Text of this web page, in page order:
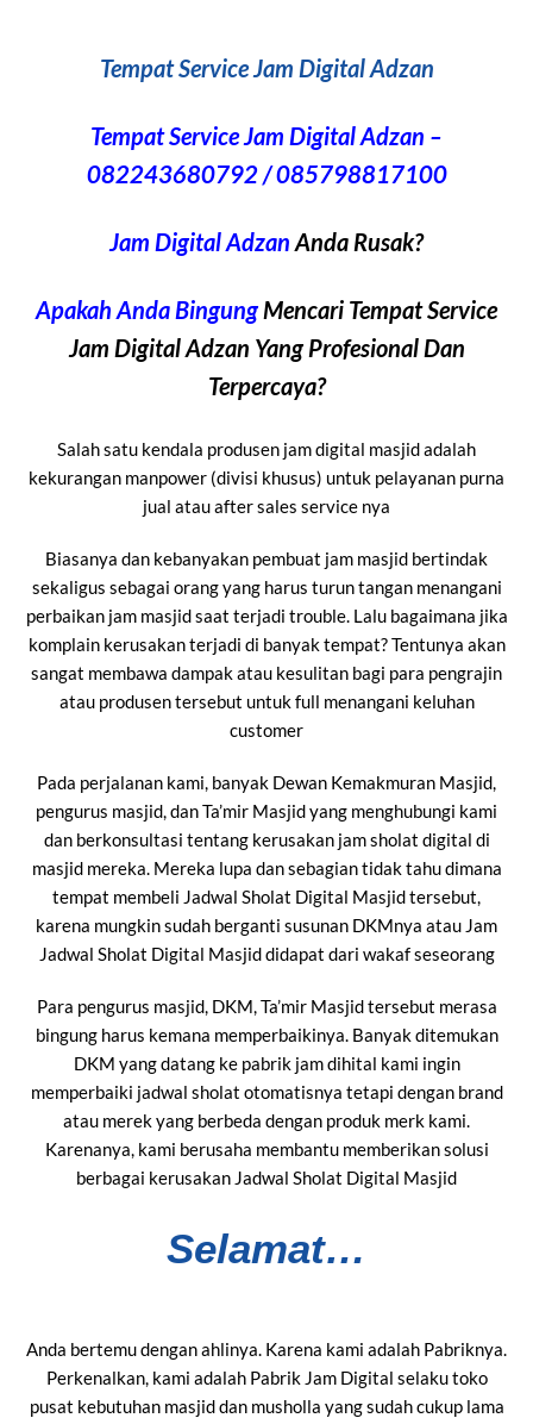
Tempat Service Jam Digital Adzan
Tempat Service Jam Digital Adzan –
082243680792 / 085798817100
Jam Digital Adzan Anda Rusak?
Apakah Anda BingungMencari Tempat Service
Jam Digital Adzan Yang Profesional Dan
Terpercaya?
Salah satu kendala produsen jam digital masjid adalah
kekurangan manpower (divisi khusus) untuk pelayanan purna
jual atau after sales service nya
Biasanya dan kebanyakan pembuat jam masjid bertindak
sekaligus sebagai orang yang harus turun tangan menangani
perbaikan jam masjid saat terjadi trouble. Lalu bagaimana jika
komplain kerusakan terjadi di banyak tempat? Tentunya akan
sangat membawa dampak atau kesulitan bagi para pengrajin
atau produsen tersebut untuk full menangani keluhan
customer
Pada perjalanan kami, banyak Dewan Kemakmuran Masjid,
pengurus masjid, dan Ta’mir Masjid yang menghubungi kami
dan berkonsultasi tentang kerusakan jam sholat digital di
masjid mereka. Mereka lupa dan sebagian tidak tahu dimana
tempat membeli Jadwal Sholat Digital Masjid tersebut,
karena mungkin sudah berganti susunan DKMnya atau Jam
Jadwal Sholat Digital Masjid didapat dari wakaf seseorang
Para pengurus masjid, DKM, Ta’mir Masjid tersebut merasa
bingung harus kemana memperbaikinya. Banyak ditemukan
DKM yang datang ke pabrik jam dihital kami ingin
memperbaiki jadwal sholat otomatisnya tetapi dengan brand
atau merek yang berbeda dengan produk merk kami.
Karenanya, kami berusaha membantu memberikan solusi
berbagai kerusakan Jadwal Sholat Digital Masjid
Selamat…
Anda bertemu dengan ahlinya. Karena kami adalah Pabriknya.
Perkenalkan, kami adalah Pabrik Jam Digital selaku toko
pusat kebutuhan masjid dan musholla yang sudah cukup lama